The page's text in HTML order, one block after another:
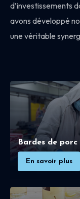
d’investissements
avons développé
une véritable
Bardes de porc
En savoir plus